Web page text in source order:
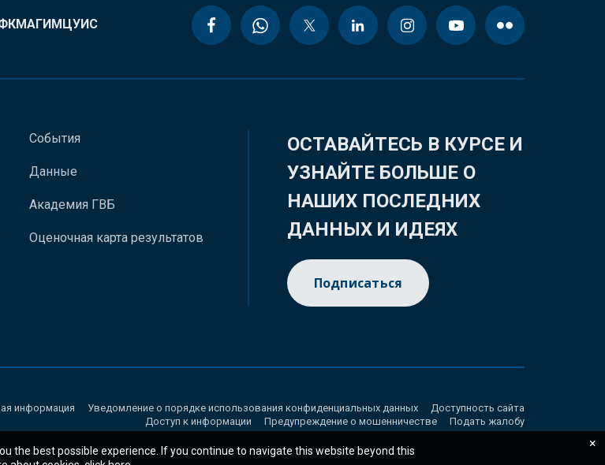
МАГИМЦУИС
События
Данные
Академия ГВБ
Оценочная карта результатов
ОСТАВАЙТЕСЬ В КУРСЕ И
УЗНАЙТЕ БОЛЬШЕ О
НАШИХ ПОСЛЕДНИХ
ДАННЫХ И ИДЕЯХ
Подписаться
информация Уведомление о порядке использования конфиденциальных данных
Доступность сайта
Доступ к информации
Предупреждение о мошенничестве Подать жалобу
the best possible experience. If you continue to navigate this website beyond this
×